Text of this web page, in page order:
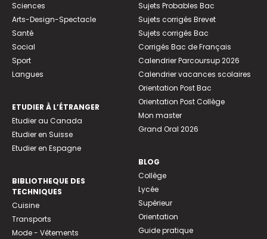
Sciences
Arts-Design-Spectacle
Santé
Social
Sport
Langues
ETUDIER À L’ÉTRANGER
Etudier au Canada
Etudier en Suisse
Etudier en Espagne
BIBLIOTHEQUE DES
TECHNIQUES
Cuisine
Transports
Mode - Vêtements
Sujets Probables Bac
Sujets corrigés Brevet
Sujets corrigés Bac
Corrigés Bac de Français
Calendrier Parcoursup 2026
Calendrier vacances scolaires
Orientation Post Bac
Orientation Post Collège
Mon master
Grand Oral 2026
BLOG
Collège
Lycée
Supérieur
Orientation
Guide pratique